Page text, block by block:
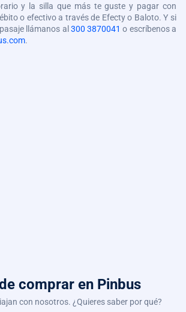
y la silla que más te guste y pagar con
o efectivo a través de Efecty o Baloto. Y si
llámanos al 300 3870041 o escríbenos a
.
comprar en Pinbus
con nosotros. ¿Quieres saber por qué?